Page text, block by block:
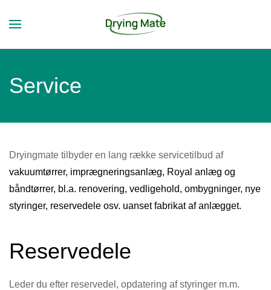
Skip to main content
Service
Dryingmate tilbyder en lang række servicetilbud af
vakuumtørrer, imprægneringsanlæg, Royal anlæg og
båndtørrer, bl.a. renovering, vedligehold, ombygninger, nye
styringer, reservedele osv. uanset fabrikat af anlægget.
Reservedele
Leder du efter reservedel, opdatering af styringer m.m.